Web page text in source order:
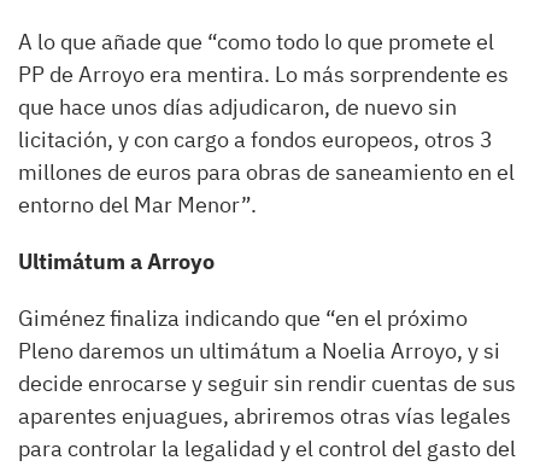
A lo que añade que “como todo lo que promete el
PP de Arroyo era mentira. Lo más sorprendente es
que hace unos días adjudicaron, de nuevo sin
licitación, y con cargo a fondos europeos, otros 3
millones de euros para obras de saneamiento en el
entorno del Mar Menor”.
Ultimátum a Arroyo
Giménez finaliza indicando que “en el próximo
Pleno daremos un ultimátum a Noelia Arroyo, y si
decide enrocarse y seguir sin rendir cuentas de sus
aparentes enjuagues, abriremos otras vías legales
para controlar la legalidad y el control del gasto del